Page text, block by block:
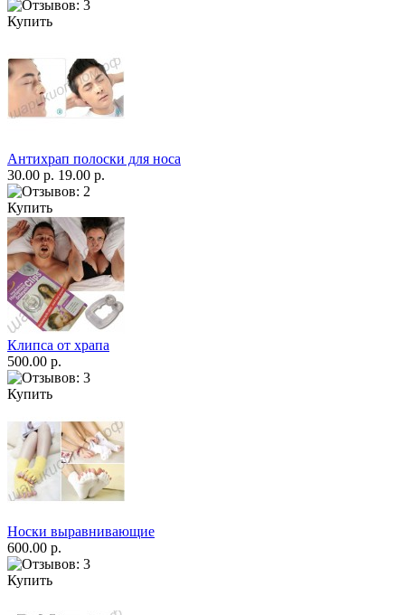
Купить
Антихрап полоски для носа
30.00 р. 19.00 р.
Купить
Клипса от храпа
500.00 р.
Купить
Носки выравнивающие
600.00 р.
Купить